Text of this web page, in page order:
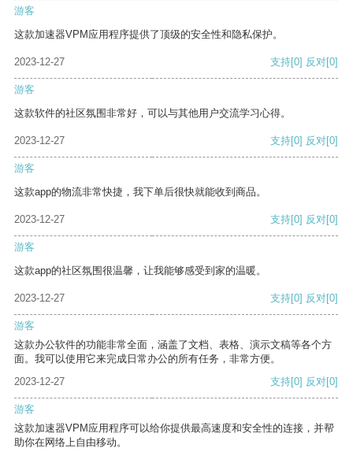
游客
这款加速器VPM应用程序提供了顶级的安全性和隐私保护。
2023-12-27 支持[0] 反对[0]
游客
这款软件的社区氛围非常好，可以与其他用户交流学习心得。
2023-12-27 支持[0] 反对[0]
游客
这款app的物流非常快捷，我下单后很快就能收到商品。
2023-12-27 支持[0] 反对[0]
游客
这款app的社区氛围很温馨，让我能够感受到家的温暖。
2023-12-27 支持[0] 反对[0]
游客
这款办公软件的功能非常全面，涵盖了文档、表格、演示文稿等各个方
面。我可以使用它来完成日常办公的所有任务，非常方便。
2023-12-27
支持[0] 反对[0]
游客
这款加速器VPM应用程序可以给你提供最高速度和安全性的连接，并帮
助你在网络上自由移动。